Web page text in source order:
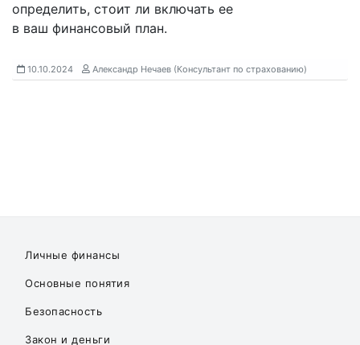
определить, стоит ли включать ее
в ваш финансовый план.
10.10.2024 Александр Нечаев (Консультант по страхованию)
Личные финансы
Основные понятия
Безопасность
Закон и деньги